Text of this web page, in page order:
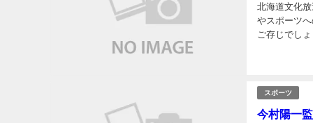
北海道文化
やスポーツ
ご存じでし
スポーツ
今村陽一